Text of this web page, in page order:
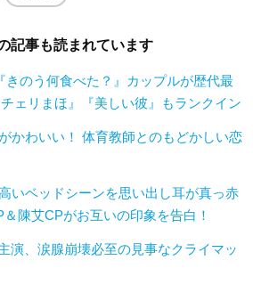
記事も読まれています
きのう何食べた？』カップルが歴代最
ェリまほ』『美しい彼』もランクイン
かわいい！ 体育教師とのもどかしい恋
いベッドシーンを思い出し耳が真っ赤
陳艾CPがお互いの印象を告白！
演、涙腺崩壊必至の見事なクライマッ